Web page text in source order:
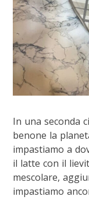
In una seconda
benone la
impastiamo a
il latte con il
mescolare,
impastiamo